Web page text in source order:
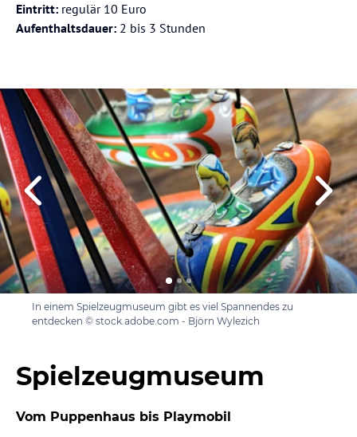
Eintritt: regulär 10 Euro
Aufenthaltsdauer: 2 bis 3 Stunden
In einem Spielzeugmuseum gibt es viel Spannendes zu
entdecken © stock.adobe.com - Björn Wylezich
Spielzeugmuseum
Vom Puppenhaus bis Playmobil